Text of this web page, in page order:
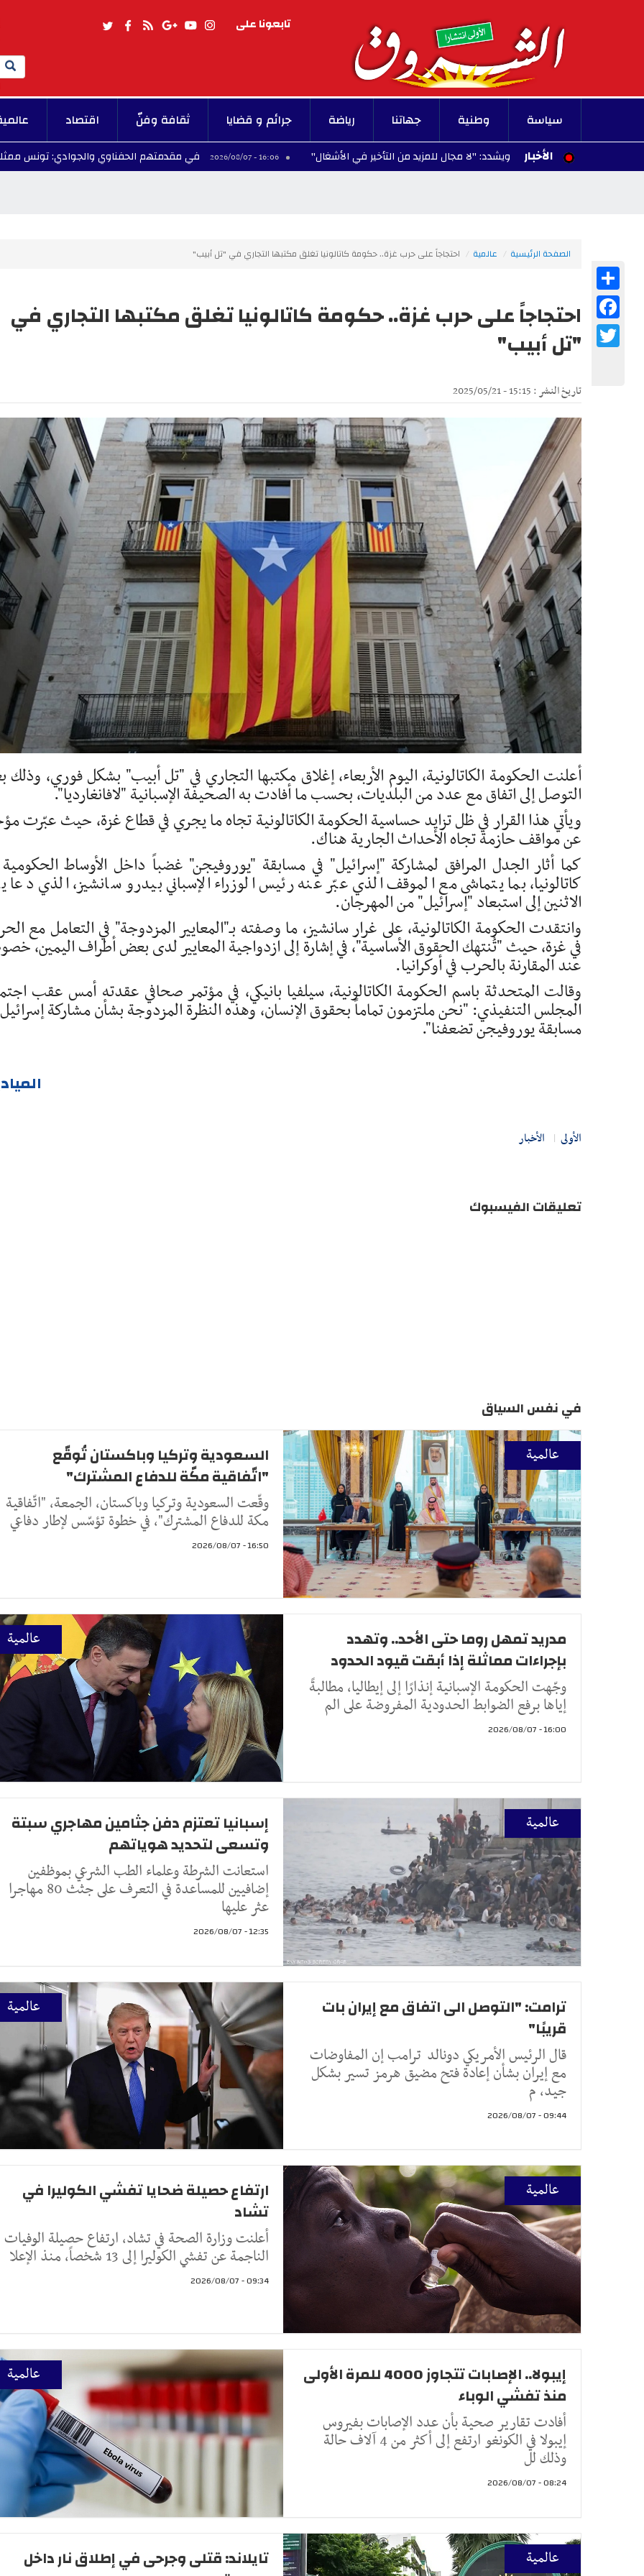
تابعونا على
Search
سياسة وطنية جهاتنا رياضة جرائم و قضايا ثقافة وفنّ اقتصاد
الأخبار
العاصمة الجنوبي ويشدد: "لا مجال للمزيد من التأخير في الأشغال" 16:06 - 2026/08/07 في مقدمتهم الحفناوي والجوادي: تونس ممثلة بـ5 سباحين في الألعاب المتوسطية تارنتو 2026
الصفحة الرئيسية عالمية احتجاجاً على حرب غزة.. حكومة كاتالونيا تغلق مكتبها التجاري في "تل أبيب"
احتجاجاً على حرب غزة.. حكومة كاتالونيا تغلق مكتبها التجاري في
"تل أبيب"
تاريخ النشر : 15:15 - 2025/05/21
أعلنت الحكومة الكاتالونية، اليوم الأربعاء، إغلاق مكتبها التجاري في "تل أبيب" بشكل فوري، وذلك
التوصل إلى اتفاق مع عدد من البلديات، بحسب ما أفادت به الصحيفة الإسبانية "لافانغارديا".
ويأتي هذا القرار في ظل تزايد حساسية الحكومة الكاتالونية تجاه ما يجري في قطاع غزة، حيث عبّرت
عن مواقف حازمة تجاه الأحداث الجارية هناك.
كما أثار الجدل المرافق لمشاركة "إسرائيل" في مسابقة "يوروفيجن" غضباً داخل الأوساط
كاتالونيا، بما يتماشى مع الموقف الذي عبّر عنه رئيس الوزراء الإسباني بيدرو سانشيز، الذي دعا
الاثنين إلى استبعاد "إسرائيل" من المهرجان.
وانتقدت الحكومة الكاتالونية، على غرار سانشيز، ما وصفته بـ"المعايير المزدوجة" في التعامل مع
في غزة، حيث "تُنتهك الحقوق الأساسية"، في إشارة إلى ازدواجية المعايير لدى بعض أطراف اليمين،
عند المقارنة بالحرب في أوكرانيا.
وقالت المتحدثة باسم الحكومة الكاتالونية، سيلفيا بانيكي، في مؤتمر صحافي عقدته أمس عقب
المجلس التنفيذي: "نحن ملتزمون تماماً بحقوق الإنسان، وهذه النظرة المزدوجة بشأن مشاركة
مسابقة يوروفيجن تضعفنا".
الأولى الأخبار
Facebook
Twitter
تعليقات الفيسبوك
في نفس السياق
عالمية
السعودية وتركيا وباكستان تُوقّع
"اتّفاقية مكّة للدفاع المشترك"
وقّعت السعودية وتركيا وباكستان، الجمعة، "اتّفاقية
مكة للدفاع المشترك"، في خطوة تؤسّس لإطار دفاعي
16:50 - 2026/08/07
عالمية
مدريد تمهل روما حتى الأحد.. وتهدد
بإجراءات مماثلة إذا أبقت قيود الحدود
وجّهت الحكومة الإسبانية إنذارًا إلى إيطاليا، مطالبةً
إياها برفع الضوابط الحدودية المفروضة على الم
16:00 - 2026/08/07
عالمية
إسبانيا تعتزم دفن جثامين مهاجري سبتة
وتسعى لتحديد هوياتهم
استعانت الشرطة وعلماء الطب الشرعي بموظفين
إضافيين للمساعدة في التعرف على جثث 80 مهاجرا
عثر عليها
12:35 - 2026/08/07
عالمية
ترامت: "التوصل الى اتفاق مع إيران بات
قريبًا"
قال الرئيس الأمريكي دونالد ترامب إن المفاوضات
مع إيران بشأن إعادة فتح مضيق هرمز تسير بشكل
جيد، م
09:44 - 2026/08/07
عالمية
ارتفاع حصيلة ضحايا تفشي الكوليرا في
تشاد
أعلنت وزارة الصحة في تشاد، ارتفاع حصيلة الوفيات
الناجمة عن تفشي الكوليرا إلى 13 شخصاً، منذ الإعلا
09:34 - 2026/08/07
عالمية
إيبولا.. الإصابات تتجاوز 4000 للمرة الأولى
منذ تفشي الوباء
أفادت تقارير صحية بأن عدد الإصابات بفيروس
إيبولا في الكونغو ارتفع إلى أكثر من 4 آلاف حالة
وذلك لل
08:24 - 2026/08/07
عالمية
تايلاند: قتلى وجرحى في إطلاق نار داخل